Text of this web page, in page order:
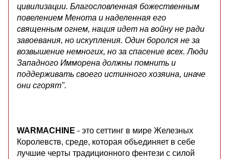
цивилизации. Благословленная божественным
повелением Менота и наделенная его
священным огнем, нация идет на войну не ради
завоевания, но искупления. Один боролся не за
возвышение немногих, но за спасение всех. Люди
Западного Имморена должны помнить и
поддерживать своего истинного хозяина, иначе
они сгорят".
WARMACHINE - это сеттинг в мире Железных
Королевств, среде, которая объединяет в себе
лучшие черты традиционного фентези с силой